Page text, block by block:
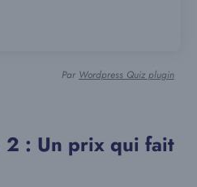
Par Wordpress Quiz plugin
2 : Un prix qui fait